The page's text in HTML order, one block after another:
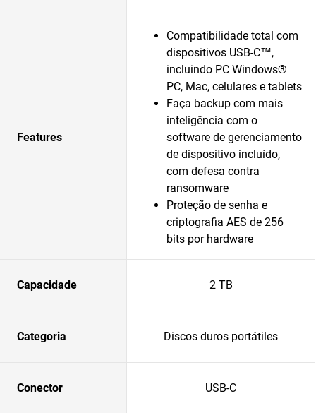
Features
Compatibilidade total com
dispositivos USB-C™,
incluindo PC Windows®
PC, Mac, celulares e tablets
Faça backup com mais
inteligência com o
software de gerenciamento
de dispositivo incluído,
com defesa contra
ransomware
Proteção de senha e
criptografia AES de 256
bits por hardware
Capacidade 2 TB
Categoria Discos duros portátiles
Conector USB-C